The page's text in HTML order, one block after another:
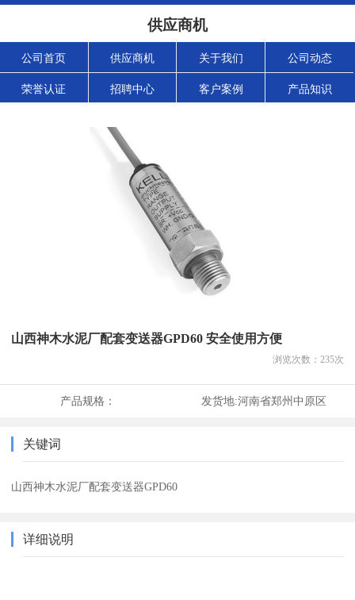
供应商机
公司首页 供应商机 关于我们 公司动态
荣誉认证 招聘中心 客户案例 产品知识
山西神木水泥厂配套变送器GPD60 安全使用方便
浏览次数： 235次
产品规格： 发货地:河南省郑州中原区
关键词
山西神木水泥厂配套变送器GPD60
详细说明